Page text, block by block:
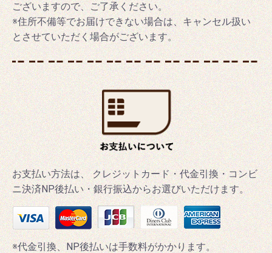
ございますので、ご了承ください。
※住所不備等でお届けできない場合は、キャンセル扱い
とさせていただく場合がございます。
お支払い方法は、 クレジットカード・代金引換・コンビ
ニ決済NP後払い・銀行振込からお選びいただけます。
※代金引換、NP後払いは手数料がかかります。